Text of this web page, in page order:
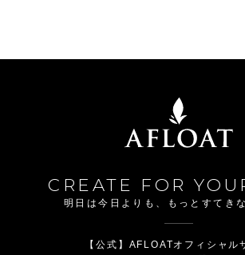
CREATE FOR
明日は今日よりも、もっとすてき
【公式】AFLOATオフィシャル